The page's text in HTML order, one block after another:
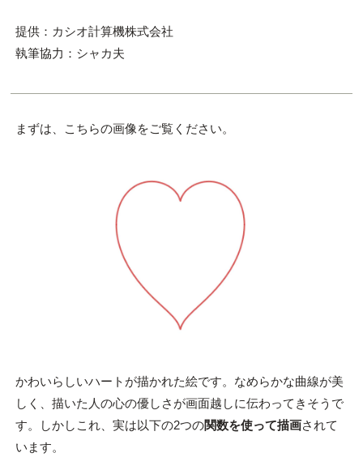
提供：カシオ計算機株式会社
執筆協力：シャカ夫
まずは、こちらの画像をご覧ください。
かわいらしいハートが描かれた絵です。なめらかな曲線が美
しく、描いた人の心の優しさが画面越しに伝わってきそうで
す。しかしこれ、実は以下の2つの関数を使って描画されて
います。